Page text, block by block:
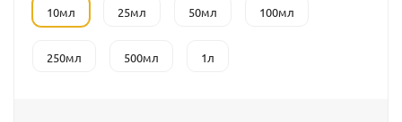
10мл 25мл 50мл 100мл
250мл 500мл 1л